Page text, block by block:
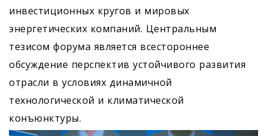
инвестиционных кругов и мировых
энергетических компаний. Центральным
тезисом форума является всестороннее
обсуждение перспектив устойчивого развития
отрасли в условиях динамичной
технологической и климатической
конъюнктуры.